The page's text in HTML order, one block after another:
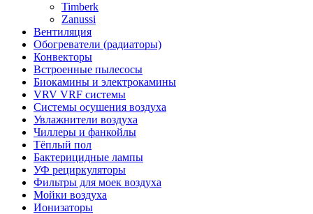
Timberk
Zanussi
Вентиляция
Обогреватели (радиаторы)
Конвекторы
Встроенные пылесосы
Биокамины и электрокамины
VRV VRF системы
Системы осушения воздуха
Увлажнители воздуха
Чиллеры и фанкойлы
Тёплый пол
Бактерицидные лампы
УФ рециркуляторы
Фильтры для моек воздуха
Мойки воздуха
Ионизаторы